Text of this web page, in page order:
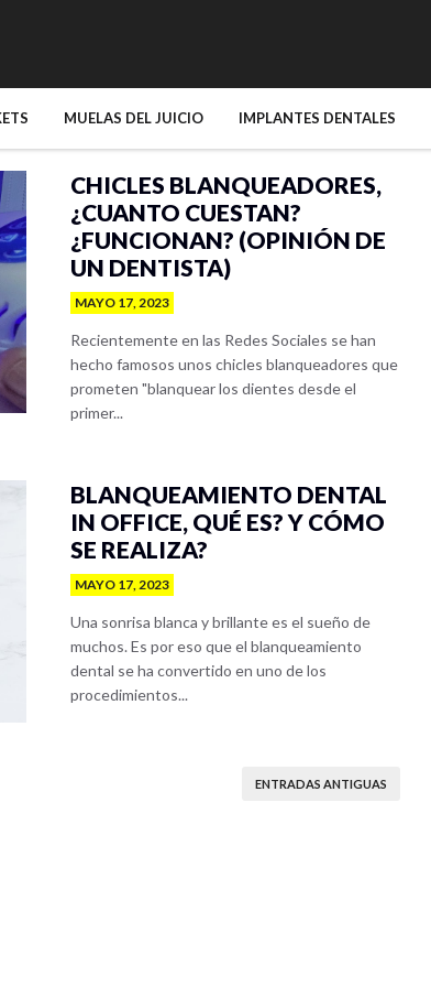
MUELAS DEL JUICIO IMPLANTES DENTALES
CHICLES BLANQUEADORES,
¿CUANTO CUESTAN?
¿FUNCIONAN? (OPINIÓN DE
UN DENTISTA)
MAYO 17, 2023
Recientemente en las Redes Sociales se han
hecho famosos unos chicles blanqueadores que
prometen "blanquear los dientes desde el
primer...
BLANQUEAMIENTO DENTAL
IN OFFICE, QUÉ ES? Y CÓMO
SE REALIZA?
MAYO 17, 2023
Una sonrisa blanca y brillante es el sueño de
muchos. Es por eso que el blanqueamiento
dental se ha convertido en uno de los
procedimientos...
ENTRADAS ANTIGUAS